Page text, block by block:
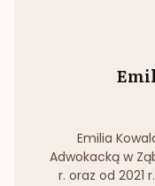
Emilia
Adwokacką w
r. oraz od 2021